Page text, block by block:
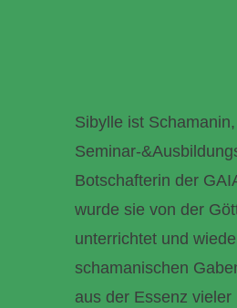
Sibylle ist
Seminar-
Botschafterin der
wurde sie von der
unterrichtet und
schamanischen
aus der Essenz